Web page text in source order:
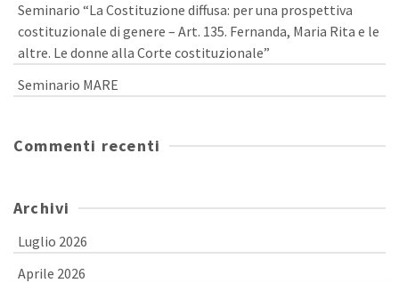
Seminario “La Costituzione diffusa: per una prospettiva
costituzionale di genere – Art. 135. Fernanda, Maria Rita e le
altre. Le donne alla Corte costituzionale”
Seminario MARE
Commenti recenti
Archivi
Luglio 2026
Aprile 2026